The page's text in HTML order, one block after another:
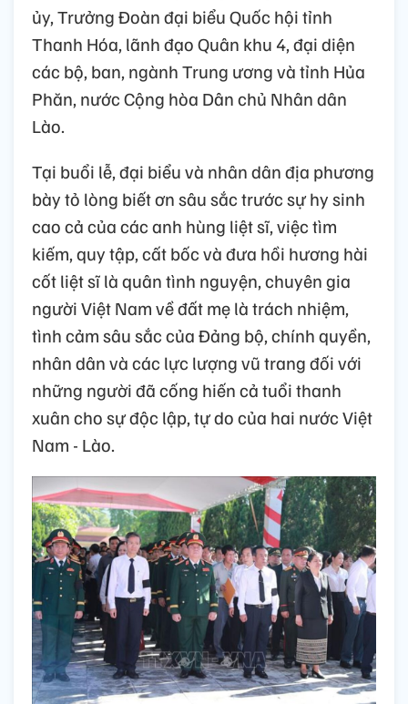
ủy, Trưởng Đoàn đại biểu Quốc hội tỉnh
Thanh Hóa, lãnh đạo Quân khu 4, đại diện
các bộ, ban, ngành Trung ương và tỉnh Hủa
Phăn, nước Cộng hòa Dân chủ Nhân dân
Lào.
Tại buổi lễ, đại biểu và nhân dân địa phương
bày tỏ lòng biết ơn sâu sắc trước sự hy sinh
cao cả của các anh hùng liệt sĩ, việc tìm
kiếm, quy tập, cất bốc và đưa hồi hương hài
cốt liệt sĩ là quân tình nguyện, chuyên gia
người Việt Nam về đất mẹ là trách nhiệm,
tình cảm sâu sắc của Đảng bộ, chính quyền,
nhân dân và các lực lượng vũ trang đối với
những người đã cống hiến cả tuổi thanh
xuân cho sự độc lập, tự do của hai nước Việt
Nam - Lào.